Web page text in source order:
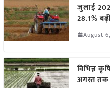
जुलाई
28.1%
August
विभिन्न
अगस्त तक